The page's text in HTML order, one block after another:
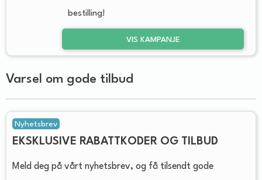
bestilling!
VIS KAMPANJE
Varsel om gode tilbud
Nyhetsbrev
EKSKLUSIVE RABATTKODER OG TILBUD
Meld deg på vårt nyhetsbrev, og få tilsendt gode